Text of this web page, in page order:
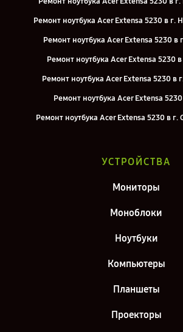
Ремонт ноутбука Acer Extensa 5230 в
Ремонт ноутбука Acer Extensa 5230 в
Ремонт ноутбука Acer Extensa 5230
Ремонт ноутбука Acer Extensa 5230 в
Ремонт ноутбука Acer Extensa
Ремонт ноутбука Acer Extensa 5230 в г.
УСТРОЙСТВА
Мониторы
Моноблоки
Ноутбуки
Компьютеры
Планшеты
Проекторы